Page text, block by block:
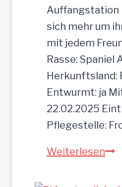
Auffangstation
sich mehr um
mit jedem
Rasse: Spaniel
Herkunftsland:
Entwurmt: ja
22.02.2025
Pflegestelle:
Weiterlesen